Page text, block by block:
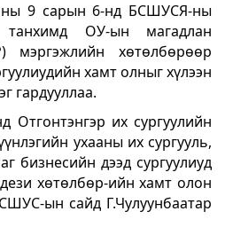
9 сарын 6-нд БСШУСЯ-ны
танхимд ОУ-ын магадлан
мэргэжлийн хөтөлбөрөөр
хамт олныг хүлээн
гардууллаа.
Отгонтэнгэр их сургуулийн
ухааны их сургууль,
бизнесийн дээд сургуулиуд
хөтөлбөр-ийн хамт олон
ын сайд Г.Чулуунбаатар